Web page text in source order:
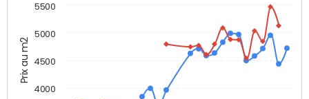
Prix au m2
4000
4500
5000
5500